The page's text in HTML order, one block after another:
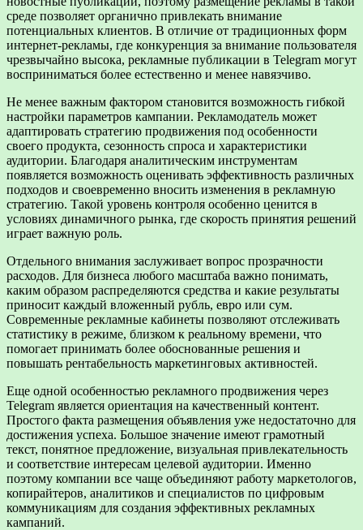
среде позволяет органично привлекать внимание
потенциальных клиентов. В отличие от традиционных форм
интернет-рекламы, где конкуренция за внимание пользователя
чрезвычайно высока, рекламные публикации в Telegram могут
восприниматься более естественно и менее навязчиво.
Не менее важным фактором становится возможность гибкой
настройки параметров кампании. Рекламодатель может
адаптировать стратегию продвижения под особенности
своего продукта, сезонность спроса и характеристики
аудитории. Благодаря аналитическим инструментам
появляется возможность оценивать эффективность различных
подходов и своевременно вносить изменения в рекламную
стратегию. Такой уровень контроля особенно ценится в
условиях динамичного рынка, где скорость принятия решений
играет важную роль.
Отдельного внимания заслуживает вопрос прозрачности
расходов. Для бизнеса любого масштаба важно понимать,
каким образом распределяются средства и какие результаты
приносит каждый вложенный рубль, евро или сум.
Современные рекламные кабинеты позволяют отслеживать
статистику в режиме, близком к реальному времени, что
помогает принимать более обоснованные решения и
повышать рентабельность маркетинговых активностей.
Еще одной особенностью рекламного продвижения через
Telegram является ориентация на качественный контент.
Простого факта размещения объявления уже недостаточно для
достижения успеха. Большое значение имеют грамотный
текст, понятное предложение, визуальная привлекательность
и соответствие интересам целевой аудитории. Именно
поэтому компании все чаще объединяют работу маркетологов,
копирайтеров, аналитиков и специалистов по цифровым
коммуникациям для создания эффективных рекламных
кампаний.